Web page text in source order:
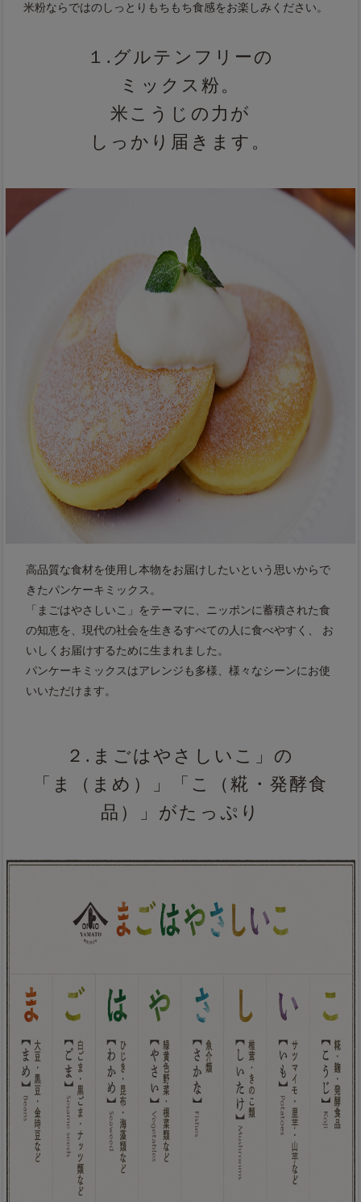
米粉ならではのしっとりもちもち食感をお楽しみください。
１.グルテンフリーの
ミックス粉。
米こうじの力が
しっかり届きます。
高品質な食材を使用し本物をお届けしたいという思いからで
きたパンケーキミックス。
「まごはやさしいこ」をテーマに、ニッポンに蓄積された食
の知恵を、現代の社会を生きるすべての人に食べやすく、 お
いしくお届けするために生まれました。
パンケーキミックスはアレンジも多様、様々なシーンにお使
いいただけます。
２.まごはやさしいこ」の
「ま（まめ）」「こ（糀・発酵食
品）」がたっぷり